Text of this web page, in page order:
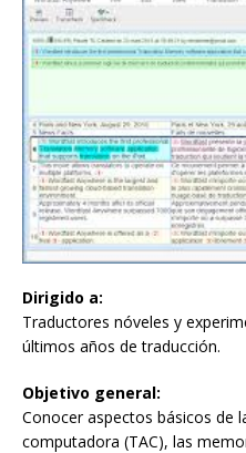
Dirigido a:
Traductores nóveles y
últimos años de traducción.
Objetivo general:
Conocer aspectos básicos de
computadora (TAC), las